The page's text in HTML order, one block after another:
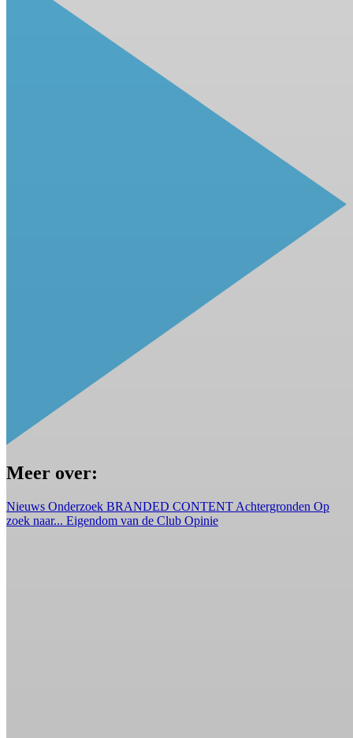
Meer over:
Nieuws Onderzoek BRANDED CONTENT Achtergronden Op
zoek naar... Eigendom van de Club Opinie